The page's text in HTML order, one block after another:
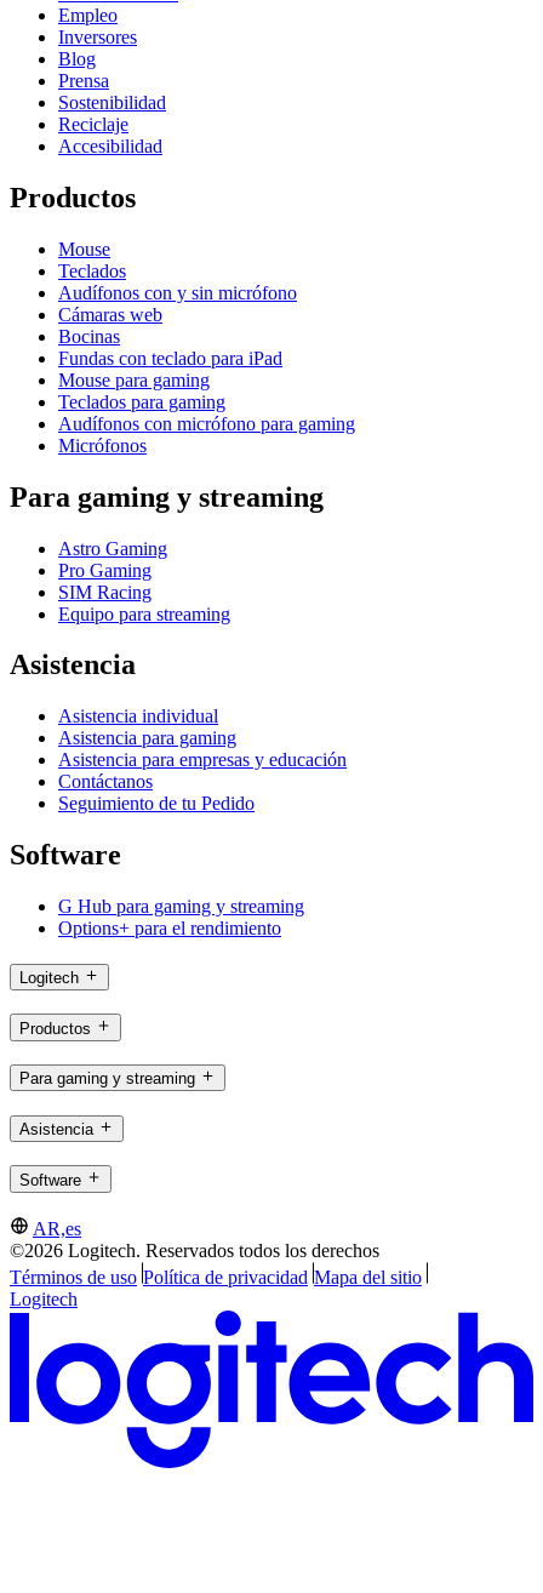
Empleo
Inversores
Blog
Prensa
Sostenibilidad
Reciclaje
Accesibilidad
Productos
Mouse
Teclados
Audífonos con y sin micrófono
Cámaras web
Bocinas
Fundas con teclado para iPad
Mouse para gaming
Teclados para gaming
Audífonos con micrófono para gaming
Micrófonos
Para gaming y streaming
Astro Gaming
Pro Gaming
SIM Racing
Equipo para streaming
Asistencia
Asistencia individual
Asistencia para gaming
Asistencia para empresas y educación
Contáctanos
Seguimiento de tu Pedido
Software
G Hub para gaming y streaming
Options+ para el rendimiento
Logitech
Productos
Para gaming y streaming
Asistencia
Software
AR,es
©2026 Logitech. Reservados todos los derechos
Términos de uso Política de privacidad Mapa del sitio
Logitech